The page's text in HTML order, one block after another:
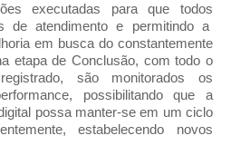
executadas para que todos
de atendimento e permitindo a
em busca do constantemente
etapa de Conclusão, com todo o
são monitorados os
possibilitando que a
possa manter-se em um ciclo
estabelecendo novos